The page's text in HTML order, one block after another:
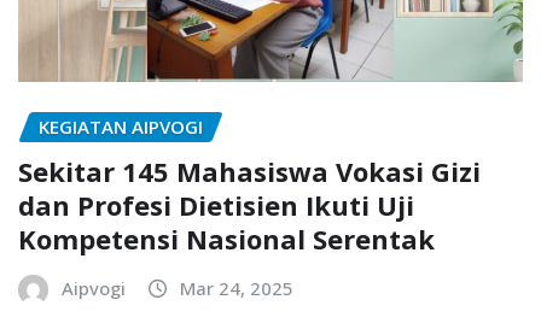
KEGIATAN AIPVOGI
Sekitar 145 Mahasiswa Vokasi Gizi
dan Profesi Dietisien Ikuti Uji
Kompetensi Nasional Serentak
Aipvogi Mar 24, 2025